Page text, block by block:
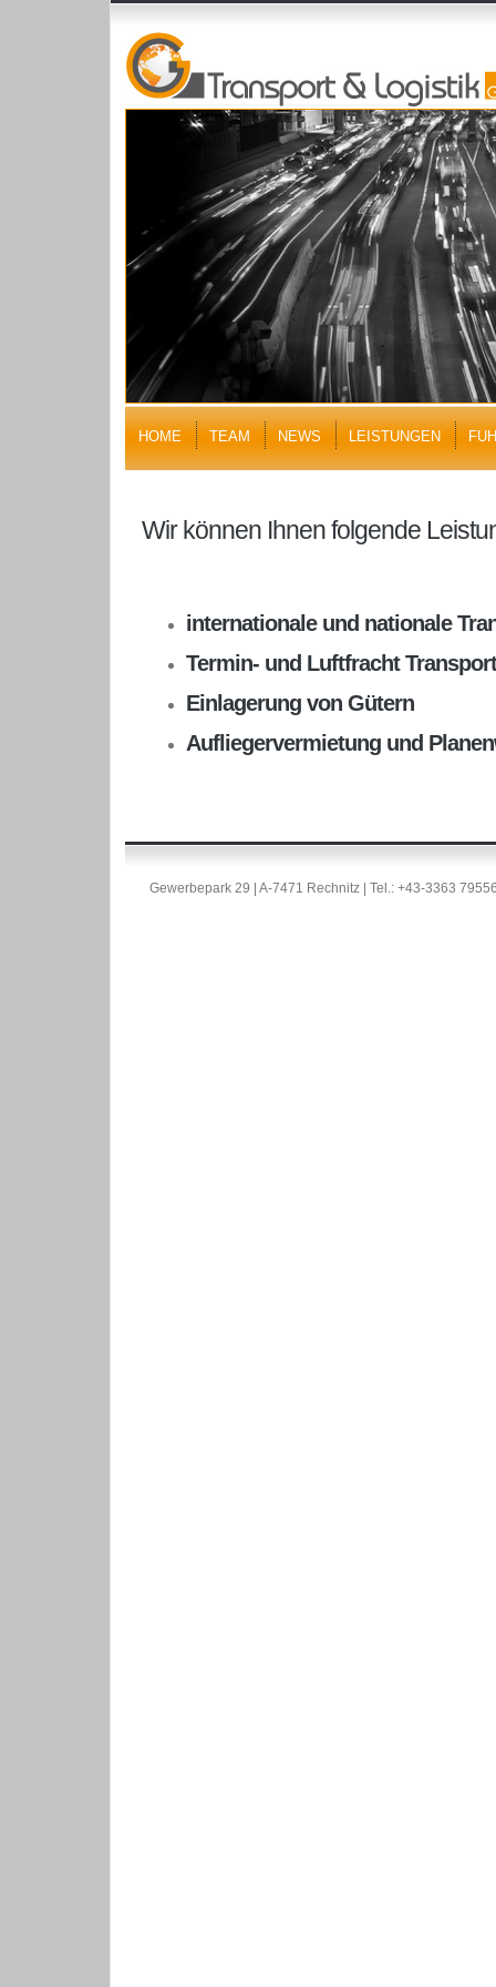
HOME TEAM NEWS LEISTUNGEN
Wir können Ihnen folgende
internationale und nationale
Termin- und Luftfracht
Einlagerung von Gütern
Aufliegervermietung und
Gewerbepark 29 | A-7471 Rechnitz | Tel.: +43-3363